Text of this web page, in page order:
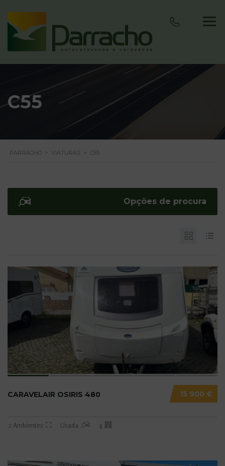
C55
PARRACHO > VIATURAS > C55
Opções de procura
15 900 €
CARAVELAIR OSIRIS 480
2 Ambientes Usada 4